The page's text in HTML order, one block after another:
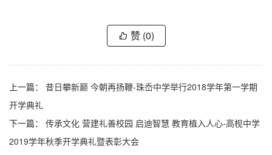
赞 (0)
上一篇： 昔日攀新巅 今朝再扬鞭-珠岙中学举行2018学年第一学期
开学典礼
下一篇： 传承文化 营建礼善校园 启迪智慧 教育植入人心-高枧中学
2019学年秋季开学典礼暨表彰大会